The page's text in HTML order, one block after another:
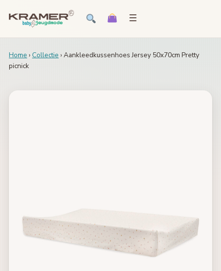
☰
Home › Collectie › Aankleedkussenhoes Jersey 50x70cm Pretty
picnick